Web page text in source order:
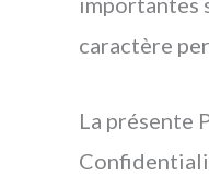
caractère
La présente